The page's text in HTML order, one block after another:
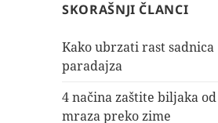
SKORAŠNJI ČLANCI
Kako ubrzati rast sadnica
paradajza
4 načina zaštite biljaka od
mraza preko zime